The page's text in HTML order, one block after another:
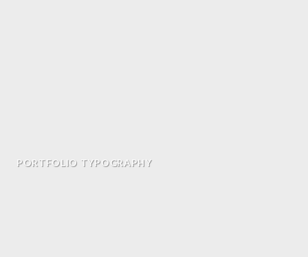
PORTFOLIO TYPOGRAPHY